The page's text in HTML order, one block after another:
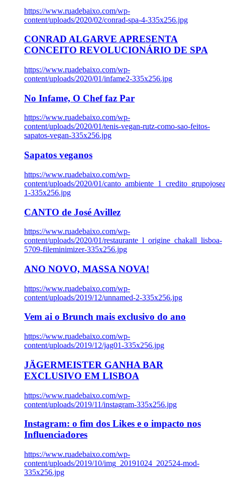
https://www.ruadebaixo.com/wp-
content/uploads/2020/02/conrad-spa-4-335x256.jpg
CONRAD ALGARVE APRESENTA
CONCEITO REVOLUCIONÁRIO DE SPA
https://www.ruadebaixo.com/wp-
content/uploads/2020/01/infame2-335x256.jpg
No Infame, O Chef faz Par
https://www.ruadebaixo.com/wp-
content/uploads/2020/01/tenis-vegan-rutz-como-sao-feitos-
sapatos-vegan-335x256.jpg
Sapatos veganos
https://www.ruadebaixo.com/wp-
content/uploads/2020/01/
1-335x256.jpg
CANTO de José Avillez
https://www.ruadebaixo.com/wp-
content/uploads/2020/01/restaurante_l_origine_chakall_lisboa-
5709-fileminimizer-335x256.jpg
ANO NOVO, MASSA NOVA!
https://www.ruadebaixo.com/wp-
content/uploads/2019/12/unnamed-2-335x256.jpg
Vem ai o Brunch mais exclusivo do ano
https://www.ruadebaixo.com/wp-
content/uploads/2019/12/jag01-335x256.jpg
JÄGERMEISTER GANHA BAR
EXCLUSIVO EM LISBOA
https://www.ruadebaixo.com/wp-
content/uploads/2019/11/instagram-335x256.jpg
Instagram: o fim dos Likes e o impacto nos
Influenciadores
https://www.ruadebaixo.com/wp-
content/uploads/2019/10/img_20191024_202524-mod-
335x256.jpg